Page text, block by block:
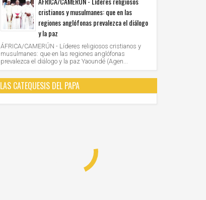
cristianos y musulmanes: que en las
regiones anglófonas prevalezca el diálogo
y la paz
ÁFRICA/CAMERÚN - Líderes religiosos cristianos y
musulmanes: que en las regiones anglófonas
prevalezca el diálogo y la paz Yaoundé (Agen...
LAS CATEQUESIS DEL PAPA